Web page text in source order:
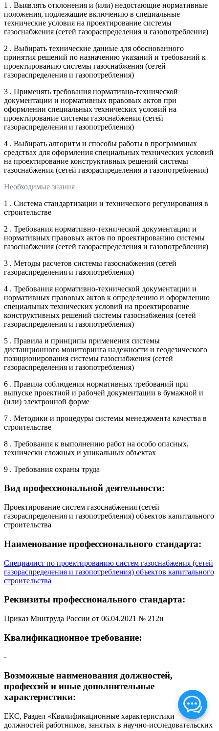
1 . Выявлять отклонения и (или) недостающие нормативные
положения, подлежащие включению в специальные
технические условия на проектирование системы
газоснабжения (сетей газораспределения и газопотребления)
2 . Выбирать технические данные для обоснованного
принятия решений по назначению указаний и требований к
проектированию системы газоснабжения (сетей
газораспределения и газопотребления)
3 . Применять требования нормативно-технической
документации и нормативных правовых актов при
оформлении специальных технических условий на
проектирование системы газоснабжения (сетей
газораспределения и газопотребления)
4 . Выбирать алгоритм и способы работы в программных
средствах для оформления специальных технических условий
на проектирование конструктивных решений системы
газоснабжения (сетей газораспределения и газопотребления)
Необходимые знания
1 . Система стандартизации и технического регулирования в
строительстве
2 . Требования нормативно-технической документации и
нормативных правовых актов по проектированию системы
газоснабжения (сетей газораспределения и газопотребления)
3 . Методы расчетов системы газоснабжения (сетей
газораспределения и газопотребления)
4 . Требования нормативно-технической документации и
нормативных правовых актов к определению и оформлению
специальных технических условий на проектирование
конструктивных решений системы газоснабжения (сетей
газораспределения и газопотребления)
5 . Правила и принципы применения системы
дистанционного мониторинга надежности и геодезического
позиционирования системы газоснабжения (сетей
газораспределения и газопотребления)
6 . Правила соблюдения нормативных требований при
выпуске проектной и рабочей документации в бумажной и
(или) электронной форме
7 . Методики и процедуры системы менеджмента качества в
строительстве
8 . Требования к выполнению работ на особо опасных,
технически сложных и уникальных объектах
9 . Требования охраны труда
Вид профессиональной деятельности:
Проектирование систем газоснабжения (сетей
газораспределения и газопотребления) объектов капитального
строительства
Наименование профессионального стандарта:
Специалист по проектированию систем газоснабжения (сетей
газораспределения и газопотребления) объектов капитального
строительства
Реквизиты профессионального стандарта:
Приказ Минтруда России от 06.04.2021 № 212н
Квалификационное требование:
-
Возможные наименования должностей,
профессий и иные дополнительные
характеристики:
ЕКС, Раздел «Квалификационные характеристики
должностей работников, занятых в научно-исследовательских